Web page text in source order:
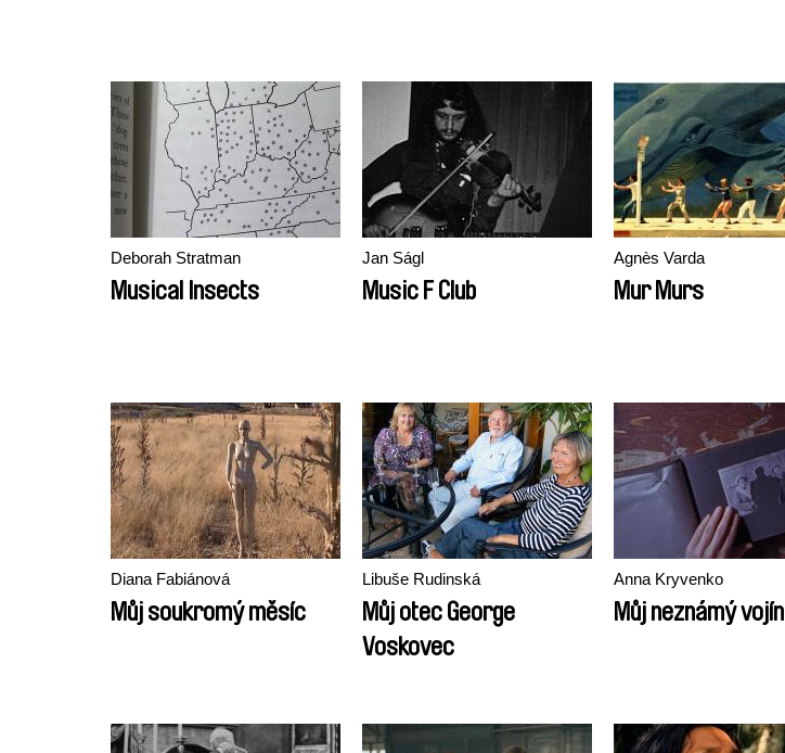
Deborah Stratman
Musical Insects
Jan Ságl
Music F Club
Agnès Varda
Mur Murs
Diana Fabiánová
Můj soukromý měsíc
Libuše Rudinská
Můj otec George
Voskovec
Anna Kryvenko
Můj neznámý vojín